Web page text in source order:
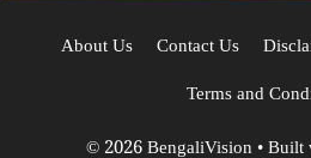
About Us Contact Us
Terms and
© 2026 BengaliVision • Built